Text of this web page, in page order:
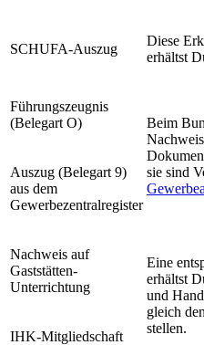
SCHUFA-Auszug
Diese
erhältst
Führungszeugnis
(Belegart O)
Beim
sie sind
Auszug (Belegart 9)
aus dem
Gewerbezentralregister
Nachweis auf
Gaststätten-
Unterrichtung
Eine
erhältst
und
gleich
stellen.
IHK-Mitgliedschaft